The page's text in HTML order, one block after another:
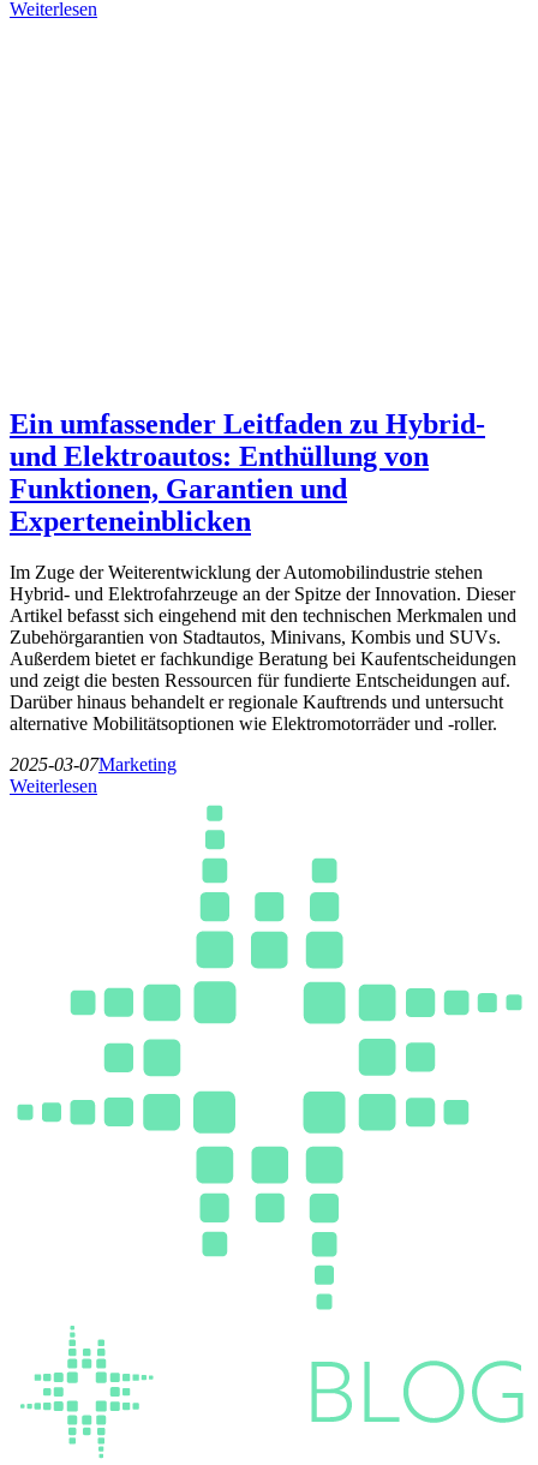
Weiterlesen
Ein umfassender Leitfaden zu Hybrid-
und Elektroautos: Enthüllung von
Funktionen, Garantien und
Experteneinblicken
Im Zuge der Weiterentwicklung der Automobilindustrie stehen
Hybrid- und Elektrofahrzeuge an der Spitze der Innovation. Dieser
Artikel befasst sich eingehend mit den technischen Merkmalen und
Zubehörgarantien von Stadtautos, Minivans, Kombis und SUVs.
Außerdem bietet er fachkundige Beratung bei Kaufentscheidungen
und zeigt die besten Ressourcen für fundierte Entscheidungen auf.
Darüber hinaus behandelt er regionale Kauftrends und untersucht
alternative Mobilitätsoptionen wie Elektromotorräder und -roller.
2025-03-07Marketing
Weiterlesen